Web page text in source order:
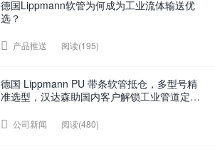
德国Lippmann软管为何成为工业流体输送优
选？
产品推送 阅读(195)
德国 Lippmann PU 带条软管抵仓，多型号精
准选型，汉达森助国内客户解锁工业管道定制
公司新闻 阅读(480)